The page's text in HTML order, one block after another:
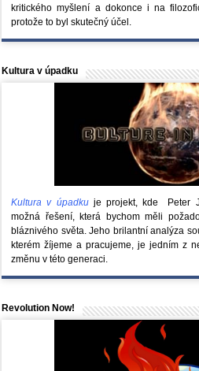
kritického myšlení a dokonce i na
protože to byl skutečný účel.
Kultura v úpadku
Kultura v úpadkuje projekt, kde Peter
možná řešení, která bychom měli
bláznivého světa. Jeho brilantní analýza
kterém žíjeme a pracujeme, je jedním z
změnu v této generaci.
Revolution Now!